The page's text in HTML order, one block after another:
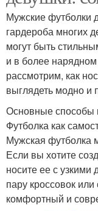
Мужские футболки
гардероба многих
могут быть
и в более
рассмотрим, как
выглядеть модно и
Основные способы
Футболка как
Мужская футболка
Если вы хотите
носите ее с
пару кроссовок
комфортный и